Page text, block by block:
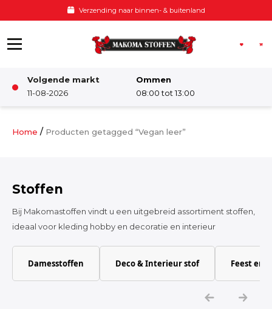
Voor 12:00 besteld, zelfde dag verzonden
Volgende markt
11-08-2026
Ommen
08:00 tot 13:00
Damesstoffen
Katoen
Home / Producten getagged “Vegan leer”
Stoffen
Bij Makomastoffen vindt u een uitgebreid assortiment stoffen,
ideaal voor kleding hobby en decoratie en interieur
Damesstoffen Deco & Interieur stof Feest en